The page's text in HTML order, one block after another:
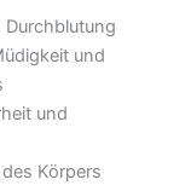
und
und
Körpers